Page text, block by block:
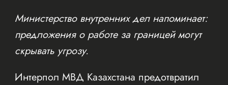
Министерство внутренних дел напоминает:
предложения о работе за границей могут
скрывать угрозу.
Интерпол МВД Казахстана предотвратил